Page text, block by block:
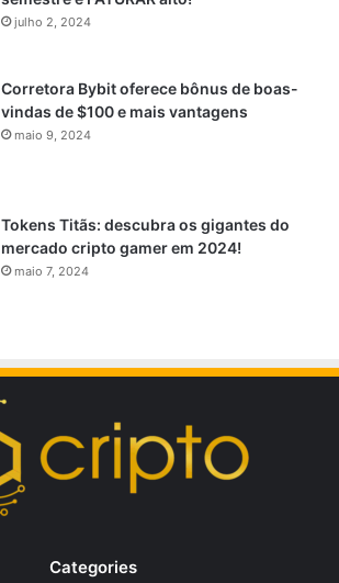
julho 2, 2024
Corretora Bybit oferece bônus de boas-
vindas de $100 e mais vantagens
maio 9, 2024
Tokens Titãs: descubra os gigantes do
mercado cripto gamer em 2024!
maio 7, 2024
Categories